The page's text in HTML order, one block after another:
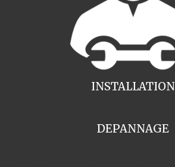
INSTALLATION
DEPANNAGE